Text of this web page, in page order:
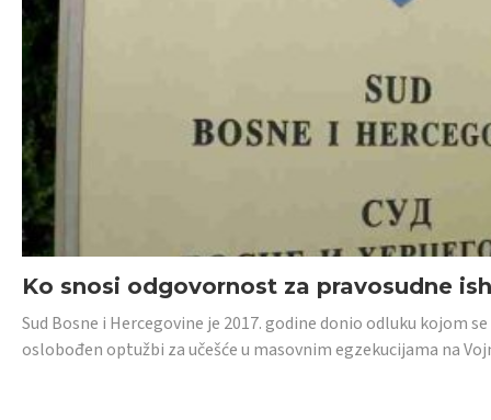
Ko snosi odgovornost za pravosudne
Sud Bosne i Hercegovine je 2017. godine donio odluku kojom
oslobođen optužbi za učešće u masovnim egzekucijama na